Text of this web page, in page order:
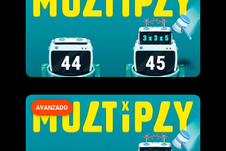
AVANZADO